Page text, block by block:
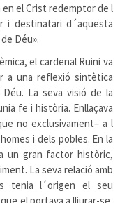
en el Crist redemptor de l
i destinatari d´aquesta
Déu».
el cardenal Ruini va
a una reflexió sintètica
La seva visió de la
fe i història. Enllaçava
no exclusivament– a l
i dels pobles. En la
un gran factor històric,
La seva relació amb
tenia l´origen el seu
el portava a lliurar-se,